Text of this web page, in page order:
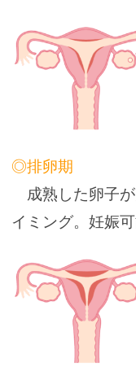
◎排卵期
成熟した卵子が
イミング。妊娠